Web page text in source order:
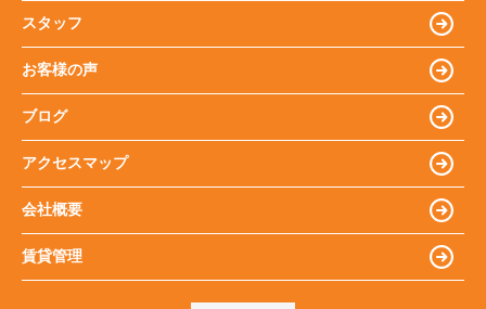
スタッフ
お客様の声
ブログ
アクセスマップ
会社概要
賃貸管理